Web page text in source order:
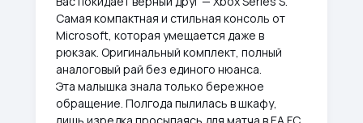
Самая компактная и стильная консоль от
Microsoft, которая умещается даже в
рюкзак. Оригинальный комплект, полный
аналоговый рай без единого нюанса.
Эта малышка знала только бережное
обращение. Полгода пылилась в шкафу,